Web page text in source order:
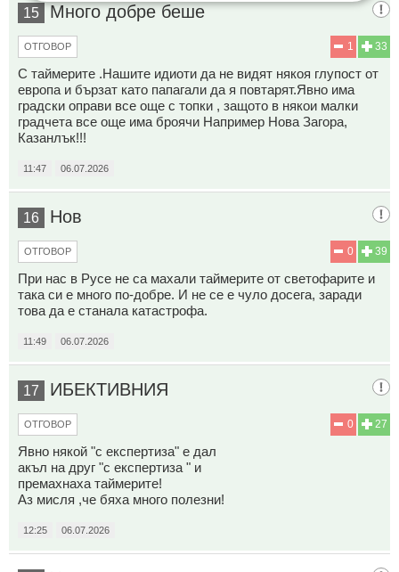
15 Много добре беше
33
1
ОТГОВОР
С таймерите .Нашите идиоти да не видят някоя глупост от
европа и бързат като папагали да я повтарят.Явно има
градски оправи все още с топки , защото в някои малки
градчета все още има броячи Например Нова Загора,
Казанлък!!!
11:47 06.07.2026
16 Нов
39
0
ОТГОВОР
При нас в Русе не са махали таймерите от светофарите и
така си е много по-добре. И не се е чуло досега, заради
това да е станала катастрофа.
11:49 06.07.2026
17 ИБЕКТИВНИЯ
27
0
ОТГОВОР
Явно някой "с експертиза" е дал
акъл на друг "с експертиза " и
премахнаха таймерите!
Аз мисля ,че бяха много полезни!
12:25 06.07.2026